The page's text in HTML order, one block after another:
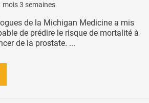
mois 3 semaines
de la Michigan Medicine a mis
de prédire le risque de mortalité à
de la prostate. ...